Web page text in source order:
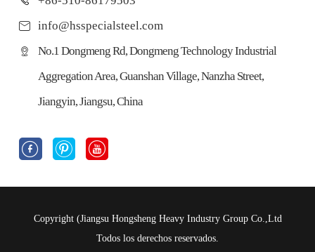
info@hsspecialsteel.com
No.1 Dongmeng Rd, Dongmeng Technology Industrial
Aggregation Area, Guanshan Village, Nanzha Street,
Jiangyin, Jiangsu, China
  
Copyright (Jiangsu Hongsheng Heavy Industry Group Co.,Ltd
Todos los derechos reservados.